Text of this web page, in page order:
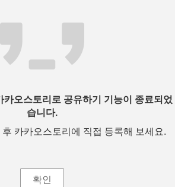
오스토리로 공유하기 기능이 종료되었
습니다.
카카오스토리에 직접 등록해 보세요.
확인